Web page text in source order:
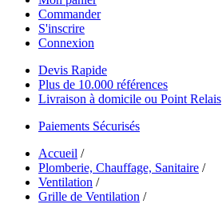
Commander
S'inscrire
Connexion
Devis Rapide
Plus de 10.000 références
Livraison à domicile ou Point Relais
Paiements Sécurisés
Accueil /
Plomberie, Chauffage, Sanitaire /
Ventilation /
Grille de Ventilation /